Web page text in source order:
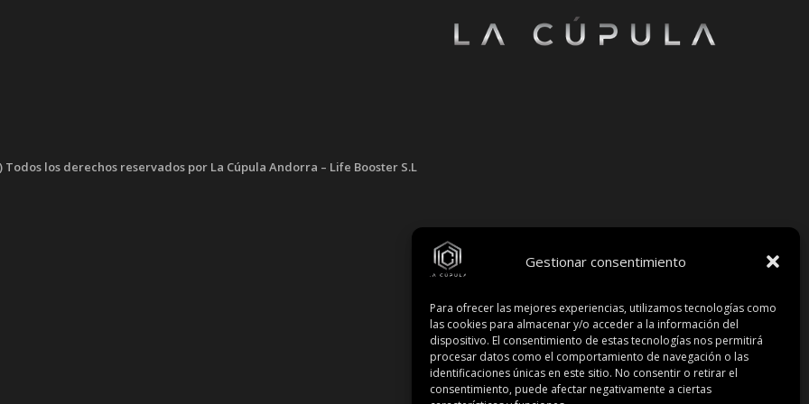
Gestionar consentimiento
Para ofrecer las mejores experiencias, utilizamos tecnologías como
las cookies para almacenar y/o acceder a la información del
dispositivo. El consentimiento de estas tecnologías nos permitirá
procesar datos como el comportamiento de navegación o las
identificaciones únicas en este sitio. No consentir o retirar el
consentimiento, puede afectar negativamente a ciertas
Todos los derechos reservados por La Cúpula Andorra – Life Booster S.L